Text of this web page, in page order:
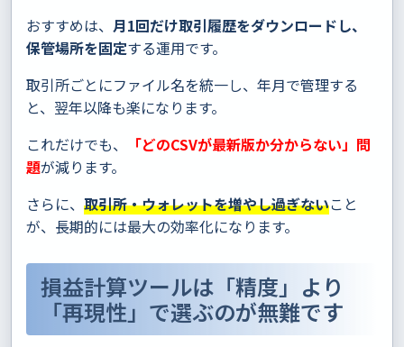
おすすめは、 月1回だけ取引履歴をダウンロードし、
保管場所を固定する運用です。
取引所ごとにファイル名を統一し、年月で管理する
と、翌年以降も楽になります。
これだけでも、
「どのCSVが最新版か分からない」問
題が減ります。
さらに、 取引所・ウォレットを増やし過ぎないこと
が、長期的には最大の効率化になります。
損益計算ツールは「精度」より
「再現性」で選ぶのが無難です